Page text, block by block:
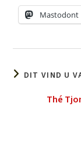
Mastodont
DIT VIND U
Thé